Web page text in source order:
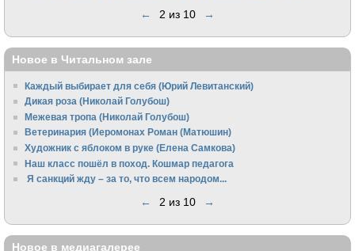
← 2 из 10 →
Новое в Читальном зале
Каждый выбирает для себя (Юрий Левитанский)
Дикая роза (Николай Голубош)
Межевая тропа (Николай Голубош)
Ветеринария (Иеромонах Роман (Матюшин)
Художник с яблоком в руке (Елена Самкова)
Наш класс пошёл в поход. Кошмар педагога
Я санкций жду – за то, что всем народом...
← 2 из 10 →
Новое в медиагалерее